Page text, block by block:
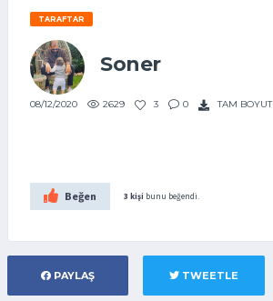
TARAFTAR
Soner
08/12/2020 2629 3 0 TAM BOYUT
Beğen 3 kişi bunu beğendi.
PAYLAŞ TWEETLE